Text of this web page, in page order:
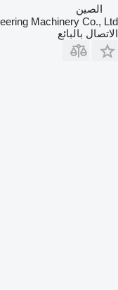
الصين
Machinery Co., Ltd.
الاتصال بالبائع